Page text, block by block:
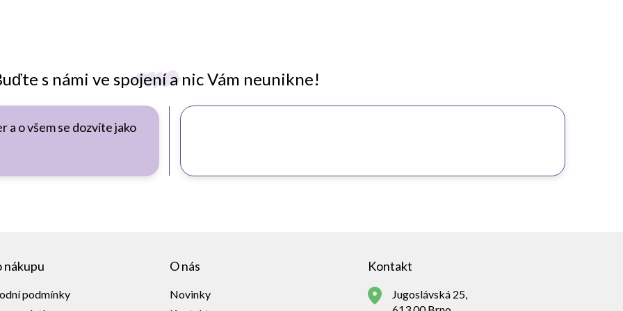
s námi ve spojení a nic Vám neunikne!
o všem se dozvíte jako
nákupu
podmínky
O nás
Novinky
Kontakt
Jugoslávská 25,